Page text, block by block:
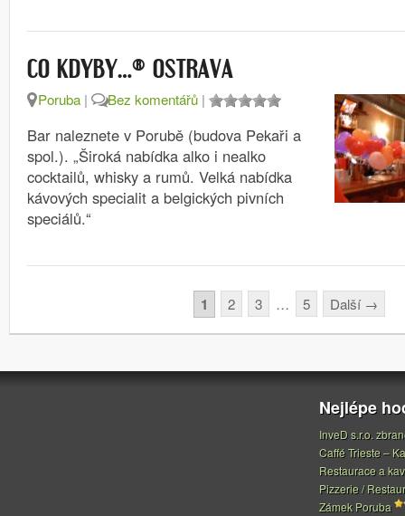
CO KDYBY…® OSTRAVA
Poruba | Bez komentářů |
Bar naleznete v Porubě (budova Pekaři a
spol.). „Široká nabídka alko i nealko
cocktailů, whisky a rumů. Velká nabídka
kávových specialit a belgických pivních
speciálů.“
1 2 3 … 5 Další →
Nejlépe
InveD s.r.o.
Caffé Trieste –
Restaurace a
Pizzerie /
Zámek Poruba